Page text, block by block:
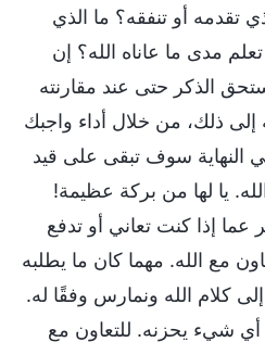
تقدمه أو تنفقه؟ ما الذي
مدى ما عاناه الله؟ إن
الذكر حتى عند مقارنته
إلى ذلك، من خلال أداء واجبك
النهاية سوف تبقى على قيد
يا لها من بركة عظيمة!
عما إذا كنت تعاني أو تدفع
مع الله. مهما كان ما يطلبه
كلام الله ونمارس وفقًا له.
أي شيء يحزنه. للتعاون مع